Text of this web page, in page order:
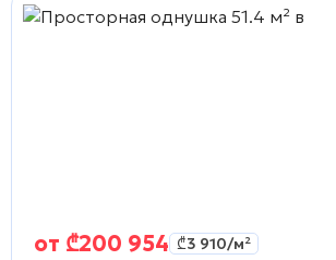
от ₾200 954 ₾3 910/м²